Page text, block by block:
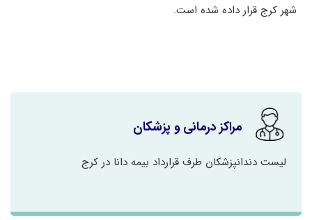
شهر کرج قرار داده شده است.
مراکز درمانی و پزشکان
لیست دندانپزشکان طرف قرارداد بیمه دانا در کرج